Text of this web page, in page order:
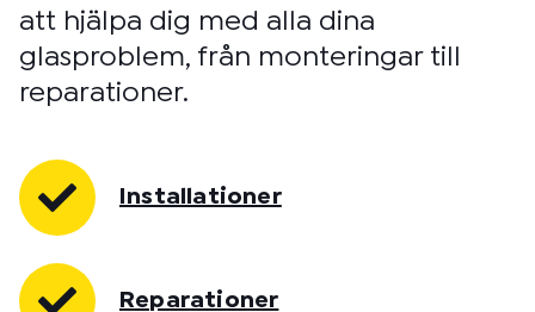
att hjälpa dig med alla dina
glasproblem, från monteringar till
reparationer.
Installationer
Reparationer